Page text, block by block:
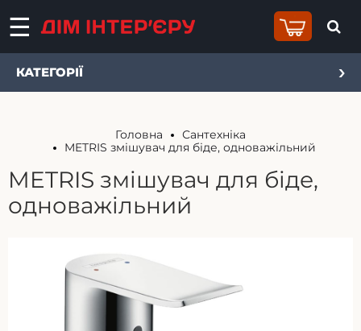
КАТЕГОРІЇ
Головна
Сантехніка
METRIS змішувач для біде, одноважільний
METRIS змішувач для біде,
одноважільний